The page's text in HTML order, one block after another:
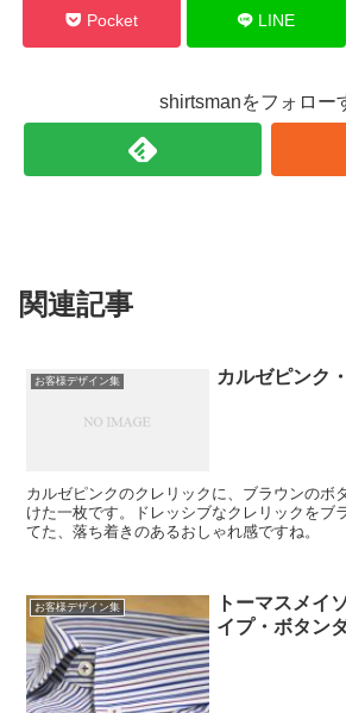
Pocket LINE
shirtsmanをフォロー
関連記事
お客様デザイン集 カルゼピンク
カルゼピンクのクレリックに、ブラウンのボ
けた一枚です。ドレッシブなクレリックをブ
てた、落ち着きのあるおしゃれ感ですね。
お客様デザイン集
トーマスメイ
イプ・ボタン